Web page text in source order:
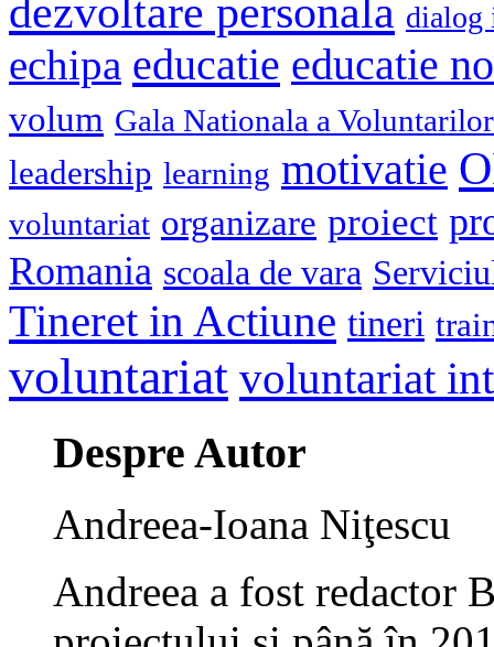
dezvoltare personala dialog
echipa educatie educatie
volum Gala Nationala a Voluntarilor
leadership learning motivatie
voluntariat organizare proiect
Romania scoala de vara
Tineret in Actiune tineri
voluntariat voluntariat
Despre Autor
Andreea-Ioana Niţescu
Andreea a fost redactor